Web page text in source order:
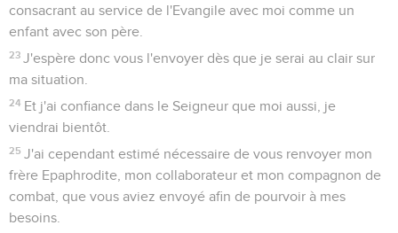
consacrant au service de l'Evangile avec moi comme un
enfant avec son père.
23 J'espère donc vous l'envoyer dès que je serai au clair sur
ma situation.
24 Et j'ai confiance dans le Seigneur que moi aussi, je
viendrai bientôt.
25 J'ai cependant estimé nécessaire de vous renvoyer mon
frère Epaphrodite, mon collaborateur et mon compagnon de
combat, que vous aviez envoyé afin de pourvoir à mes
besoins.